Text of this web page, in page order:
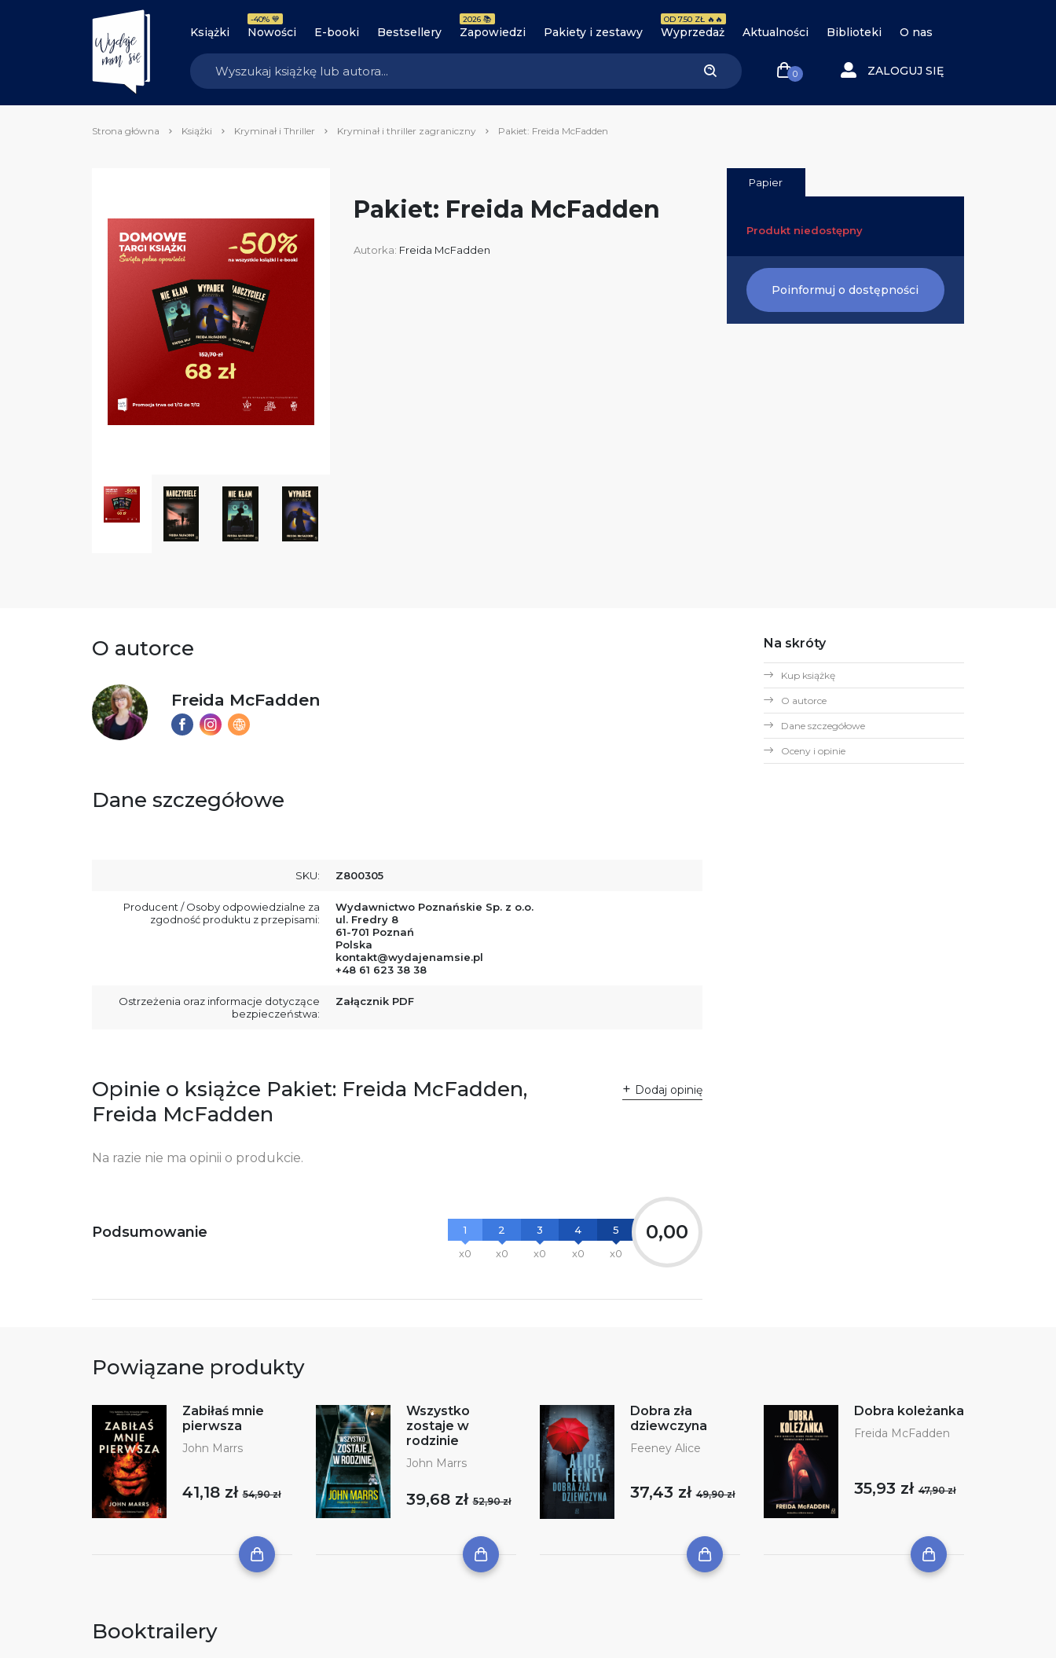
Książki Nowości
-40% 💙
E-booki Bestsellery Zapowiedzi
2026 📚
Pakiety i zestawy Wyprzedaż
OD 7.50 ZŁ 🔥🔥
Aktualności Biblioteki O nas
0 ZALOGUJ SIĘ
Strona główna Książki Kryminał i Thriller Kryminał i thriller zagraniczny Pakiet: Freida McFadden
Pakiet: Freida McFadden
Autorka: Freida McFadden
Papier
Produkt niedostępny
Poinformuj o dostępności
O autorce
Freida McFadden
Dane szczegółowe
SKU: Z800305
Producent / Osoby odpowiedzialne za
zgodność produktu z przepisami:
Wydawnictwo Poznańskie Sp. z o.o.
ul. Fredry 8
61-701 Poznań
Polska
kontakt@wydajenamsie.pl
+48 61 623 38 38
Ostrzeżenia oraz informacje dotyczące
bezpieczeństwa:
Załącznik PDF
Opinie o książce Pakiet: Freida McFadden,
Freida McFadden
Dodaj opinię
Na razie nie ma opinii o produkcie.
Podsumowanie
1
x0
2
x0
3
x0
4
x0
5
x0
0,00
Na skróty
Kup książkę
O autorce
Dane szczegółowe
Oceny i opinie
Powiązane produkty
Zabiłaś mnie
pierwsza
John Marrs
41,18 zł54,90 zł
Wszystko
zostaje w
rodzinie
John Marrs
39,68 zł52,90 zł
Dobra zła
dziewczyna
Feeney Alice
37,43 zł49,90 zł
Dobra koleżanka
Freida McFadden
35,93 zł47,90 zł
Booktrailery